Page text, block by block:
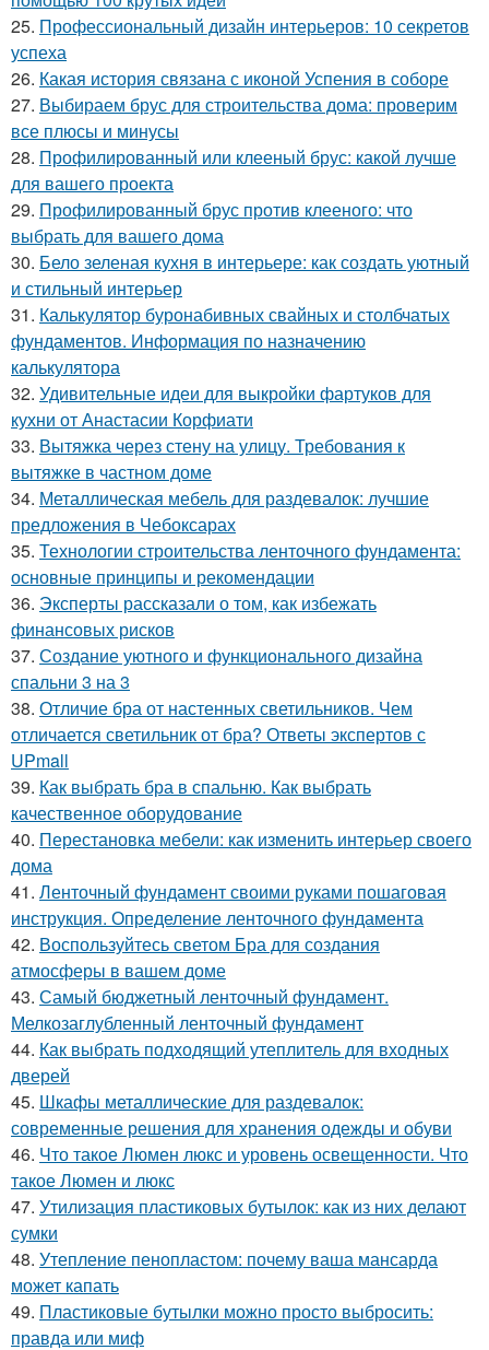
25. Профессиональный дизайн интерьеров: 10 секретов
успеха
26. Какая история связана с иконой Успения в соборе
27. Выбираем брус для строительства дома: проверим
все плюсы и минусы
28. Профилированный или клееный брус: какой лучше
для вашего проекта
29. Профилированный брус против клееного: что
выбрать для вашего дома
30. Бело зеленая кухня в интерьере: как создать уютный
и стильный интерьер
31. Калькулятор буронабивных свайных и столбчатых
фундаментов. Информация по назначению
калькулятора
32. Удивительные идеи для выкройки фартуков для
кухни от Анастасии Корфиати
33. Вытяжка через стену на улицу. Требования к
вытяжке в частном доме
34. Металлическая мебель для раздевалок: лучшие
предложения в Чебоксарах
35. Технологии строительства ленточного фундамента:
основные принципы и рекомендации
36. Эксперты рассказали о том, как избежать
финансовых рисков
37. Создание уютного и функционального дизайна
спальни 3 на 3
38. Отличие бра от настенных светильников. Чем
отличается светильник от бра? Ответы экспертов с
UPmall
39. Как выбрать бра в спальню. Как выбрать
качественное оборудование
40. Перестановка мебели: как изменить интерьер своего
дома
41. Ленточный фундамент своими руками пошаговая
инструкция. Определение ленточного фундамента
42. Воспользуйтесь светом Бра для создания
атмосферы в вашем доме
43. Самый бюджетный ленточный фундамент.
Мелкозаглубленный ленточный фундамент
44. Как выбрать подходящий утеплитель для входных
дверей
45. Шкафы металлические для раздевалок:
современные решения для хранения одежды и обуви
46. Что такое Люмен люкс и уровень освещенности. Что
такое Люмен и люкс
47. Утилизация пластиковых бутылок: как из них делают
сумки
48. Утепление пенопластом: почему ваша мансарда
может капать
49. Пластиковые бутылки можно просто выбросить:
правда или миф